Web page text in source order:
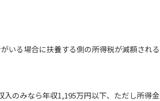
いる場合に扶養する側の所得税が減額される
のみなら年収1,195万円以下、ただし所得金